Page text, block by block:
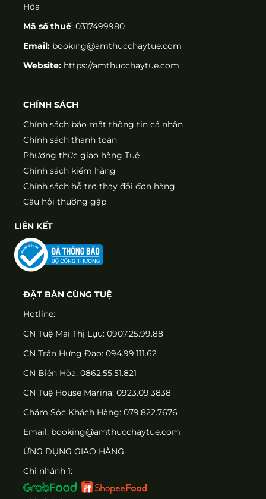
Hòa
Mã số thuế: 0317499980
Email: booking@amthucchaytue.com
Website: https://amthucchaytue.com
CHÍNH SÁCH
Chính sách bảo mật thông tin cá nhân
Chính sách thanh toán
Phương thức giao hàng Tuệ
Chính sách kiểm hàng
Chính sách hỗ trợ thay đổi đơn hàng
Câu hỏi thường gặp
LIÊN KẾT
ĐẶT BÀN CÙNG TUỆ
Hotline:
CN Tuệ Mai Thị Lựu: 0907.25.99.88
CN Trần Hưng Đạo: 094.99.111.62
CN Biên Hòa: 0862.55.51.821
CN Tuệ House Marina: 0923.09.3838
Chăm Sóc Khách Hàng: 079.822.7676
Email: booking@amthucchaytue.com
ỨNG DỤNG GIAO HÀNG
Chi nhánh 1: